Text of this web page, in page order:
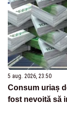
5 aug. 2026, 23:50
Consum uriaș
fost nevoită să